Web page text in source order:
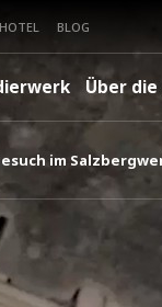
HOTEL BLOG
Über die
im